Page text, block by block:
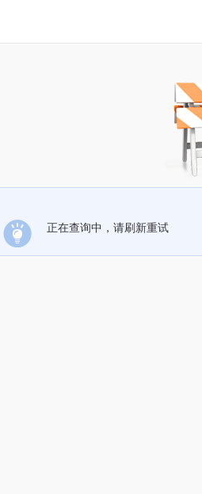
正在查询中，请刷新重试